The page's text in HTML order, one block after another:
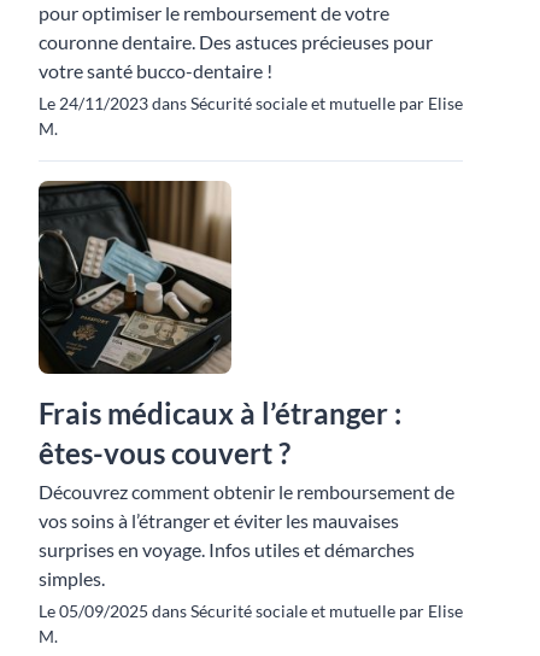
pour optimiser le remboursement de votre
couronne dentaire. Des astuces précieuses pour
votre santé bucco-dentaire !
Le 24/11/2023 dans Sécurité sociale et mutuelle par Elise
M.
Frais médicaux à l’étranger :
êtes-vous couvert ?
Découvrez comment obtenir le remboursement de
vos soins à l’étranger et éviter les mauvaises
surprises en voyage. Infos utiles et démarches
simples.
Le 05/09/2025 dans Sécurité sociale et mutuelle par Elise
M.